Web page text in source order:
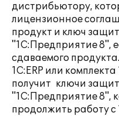
дистрибьютору,
лицензионное
продукт и ключ
"1С:Предприятие 8",
сдаваемого
1С:ERP или
получит ключи
"1С:Предприятие 8",
продолжить работу